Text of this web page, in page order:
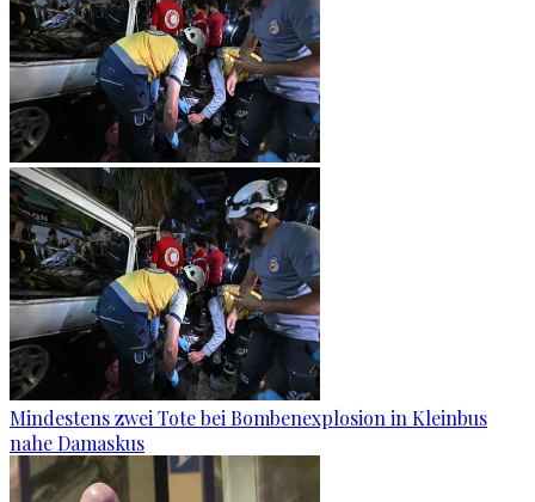
Mindestens zwei Tote bei Bombenexplosion in Kleinbus
nahe Damaskus